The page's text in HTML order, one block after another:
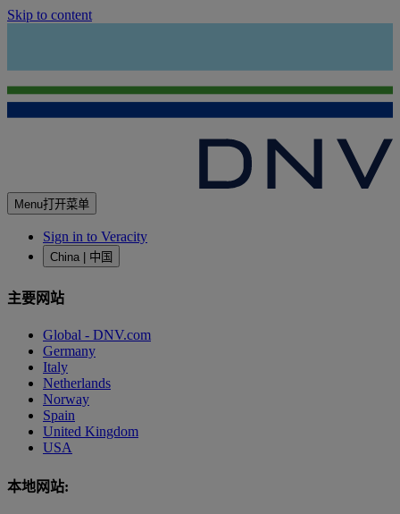
Skip to content
Menu打开菜单
Sign in to Veracity
China | 中国
主要网站
Global - DNV.com
Germany
Italy
Netherlands
Norway
Spain
United Kingdom
USA
本地网站: